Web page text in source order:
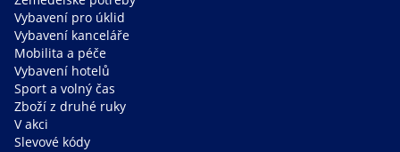
Vybavení pro úklid
Vybavení kanceláře
Mobilita a péče
Vybavení hotelů
Sport a volný čas
Zboží z druhé ruky
V akci
Slevové kódy